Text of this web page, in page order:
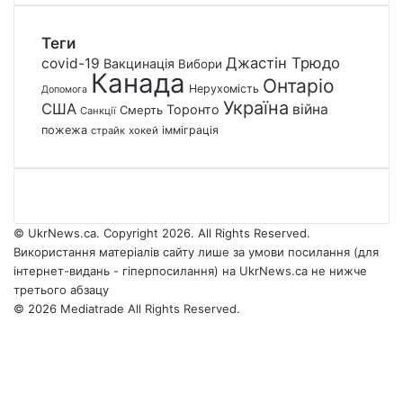
Теги
covid-19 Вакцинація Вибори Джастін Трюдо
Допомога Канада Нерухомість Онтаріо
США Санкції Смерть Торонто Україна війна
пожежа страйк хокей імміграція
© UkrNews.ca. Copyright 2026. All Rights Reserved.
Використання матеріалів сайту лише за умови посилання (для
інтернет-видань - гіперпосилання) на UkrNews.ca не нижче
третього абзацу
© 2026 Mediatrade All Rights Reserved.